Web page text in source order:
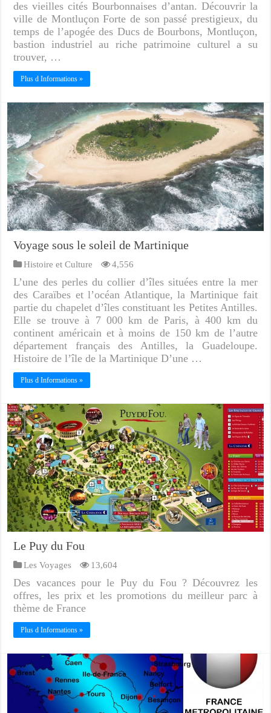
des vieilles cités Bourbonnaises d’antan. Découvrir la
ville de Montluçon Forte de son passé prestigieux, du
temps de l’apogée des Ducs de Bourbons, Montluçon,
bastion industriel au riche patrimoine culturel a su
trouver, …
Plus d Informations »
Voyage sous le soleil de Martinique
Histoire et Culture 4,556
L’une des perles du collier d’îles situées entre la mer
des Caraïbes et l’océan Atlantique, la Martinique fait
partie du chapelet d’îles constituant les Petites Antilles.
Elle se trouve à 7 000 km de Paris, à 400 km du
continent américain et à moins de 150 km de l’autre
département français des Antilles, la Guadeloupe.
Histoire de l’île de la Martinique D’une …
Plus d Informations »
Le Puy du Fou
Les Voyages 13,604
Des vacances pour le Puy du Fou ? Découvrez les
offres, les prix et les promotions du meilleur parc à
thème de France
Plus d Informations »